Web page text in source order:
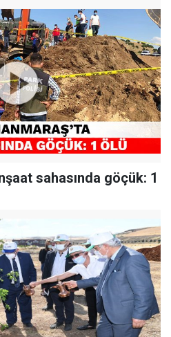
sahasında göçük: 1